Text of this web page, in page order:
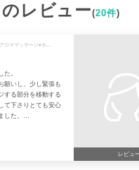
レビュー(20件)
た。
願いし、少し緊張も
する部分を移動する
て下さりとても安心
した。
レビュ